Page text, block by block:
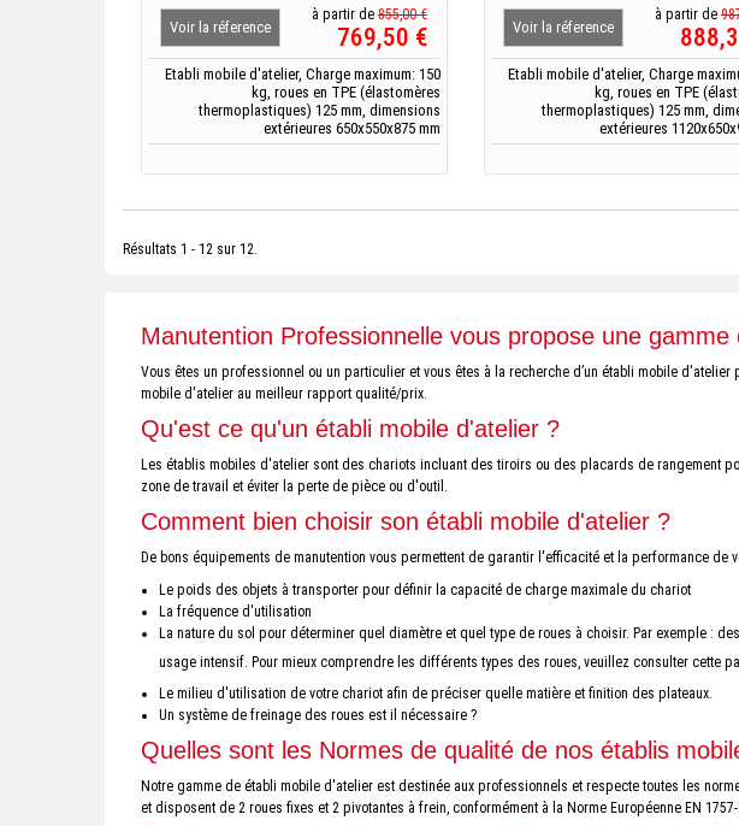
Voir la réference
à partir de 855,00 €
769,50 €
Etabli mobile d'atelier, Charge maximum: 150
kg, roues en TPE (élastomères
thermoplastiques) 125 mm, dimensions
extérieures 650x550x875 mm
Voir la réference
à partir de
Etabli mobile d'atelier, Charge
kg, roues en TPE
thermoplastiques) 125 mm,
extérieures
Résultats 1 - 12 sur 12.
Manutention Professionnelle vous propose une
Vous êtes un professionnel ou un particulier et vous êtes à la recherche d’un établi mobile
mobile d'atelier au meilleur rapport qualité/prix.
Qu'est ce qu'un établi mobile d'atelier ?
Les établis mobiles d'atelier sont des chariots incluant des tiroirs ou des placards de rangement
zone de travail et éviter la perte de pièce ou d'outil.
Comment bien choisir son établi mobile d'atelier ?
De bons équipements de manutention vous permettent de garantir l'efficacité et la performance
Le poids des objets à transporter pour définir la capacité de charge maximale du chariot
La fréquence d'utilisation
La nature du sol pour déterminer quel diamètre et quel type de roues à choisir. Par exemple :
usage intensif. Pour mieux comprendre les différents types des roues, veuillez consulter cette
Le milieu d'utilisation de votre chariot afin de préciser quelle matière et finition des plateaux.
Un système de freinage des roues est il nécessaire ?
Quelles sont les Normes de qualité de nos établis
Notre gamme de établi mobile d'atelier est destinée aux professionnels et respecte toutes les
et disposent de 2 roues fixes et 2 pivotantes à frein, conformément à la Norme Européenne EN 1757-